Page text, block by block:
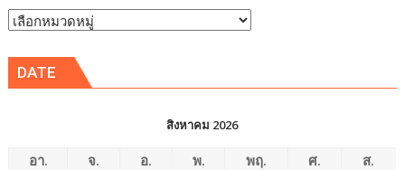
หัวข้อ
DATE
สิงหาคม 2026
อา. จ. อ. พ. พฤ. ศ.
ส.